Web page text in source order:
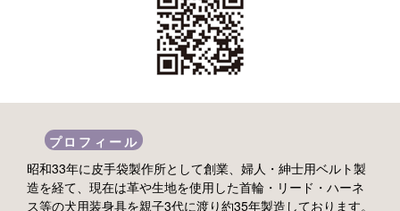
プロフィール
昭和33年に皮手袋製作所として創業、婦人・紳士用ベルト製
造を経て、現在は革や生地を使用した首輪・リード・ハーネ
ス等の犬用装身具を親子3代に渡り約35年製造しております。